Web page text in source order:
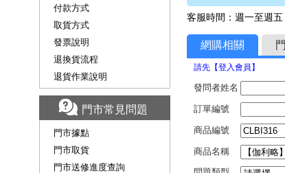
客服時間：週一至週
網購相關
請先【登入會員】
發問者姓名
訂單編號
商品編號
商品名稱
付款方式
取貨方式
發票說明
退換貨流程
退貨作業說明
門市常見問題
門市據點
門市取貨
門市送修進度查詢